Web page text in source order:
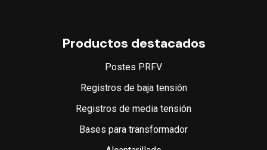
Productos destacados
Postes PRFV
Registros de baja tensión
Registros de media tensión
Bases para transformador